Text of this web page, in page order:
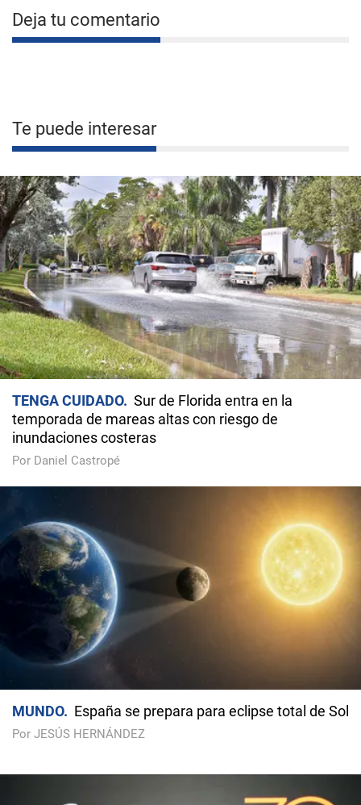
Deja tu comentario
Te puede interesar
TENGA CUIDADO
Sur de Florida entra en la
temporada de mareas altas con riesgo de
inundaciones costeras
Por Daniel Castropé
MUNDO España se prepara para eclipse total de Sol
Por JESÚS HERNÁNDEZ